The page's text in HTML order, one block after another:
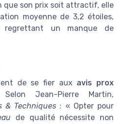
que son prix soit attractif, elle
moyenne de 3,2 étoiles,
regrettant un manque de
de se fier aux avis prox
Jean-Pierre Martin,
& Techniques : « Opter pour
de qualité nécessite non